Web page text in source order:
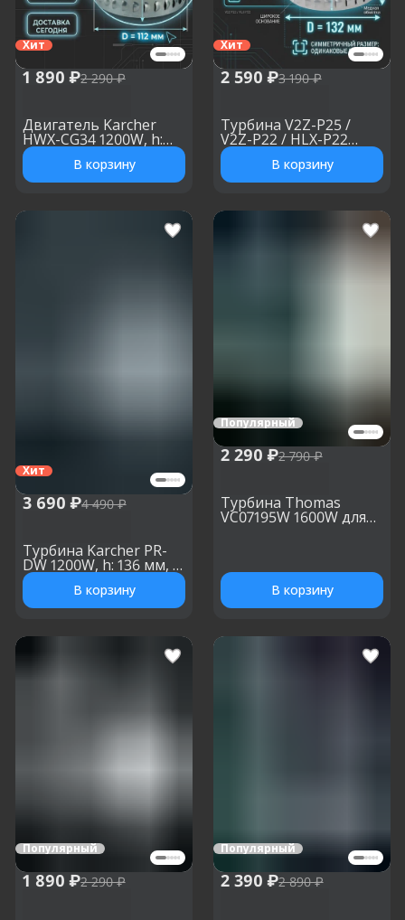
Хит
1 890 ₽2 290 ₽
Двигатель Karcher
HWX-CG34 1200W, h:
120 мм, d: 112 мм
В корзину
Хит
2 590 ₽3 190 ₽
Турбина V2Z-P25 /
V2Z-P22 / HLX-P22
1400W, h: 132 мм, d: 132
В корзину
Хит
3 690 ₽4 490 ₽
Турбина Karcher PR-
DW 1200W, h: 136 мм, d:
143 мм
В корзину
Популярный
2 290 ₽2 790 ₽
Турбина Thomas
VC07195W 1600W для
В корзину
Популярный
1 890 ₽2 290 ₽
Популярный
2 390 ₽2 890 ₽